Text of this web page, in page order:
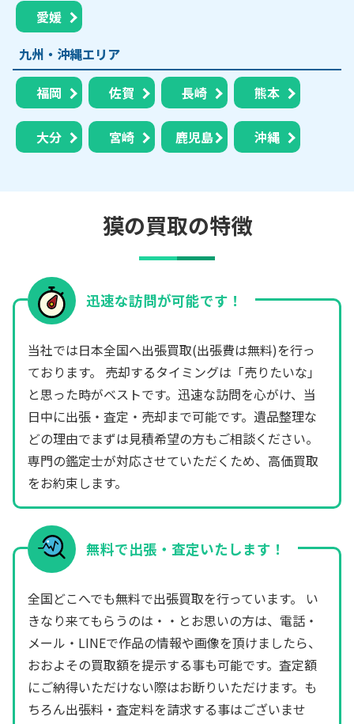
愛媛
九州・沖縄エリア
福岡 佐賀 長崎 熊本
大分 宮崎 鹿児島 沖縄
獏の買取の特徴
迅速な訪問が可能です！
当社では日本全国へ出張買取(出張費は無料)を行っ
ております。 売却するタイミングは「売りたいな」
と思った時がベストです。迅速な訪問を心がけ、当
日中に出張・査定・売却まで可能です。遺品整理な
どの理由でまずは見積希望の方もご相談ください。
専門の鑑定士が対応させていただくため、高価買取
をお約束します。
無料で出張・査定いたします！
全国どこへでも無料で出張買取を行っています。 い
きなり来てもらうのは・・とお思いの方は、電話・
メール・LINEで作品の情報や画像を頂けましたら、
おおよその買取額を提示する事も可能です。査定額
にご納得いただけない際はお断りいただけます。も
ちろん出張料・査定料を請求する事はございませ